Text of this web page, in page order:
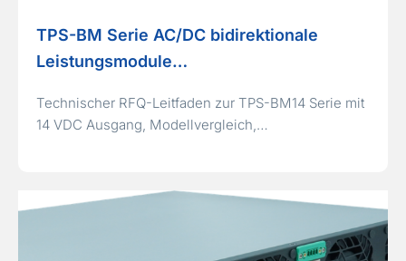
TPS-BM Serie AC/DC bidirektionale
Leistungsmodule…
Technischer RFQ-Leitfaden zur TPS-BM14 Serie mit
14 VDC Ausgang, Modellvergleich,…